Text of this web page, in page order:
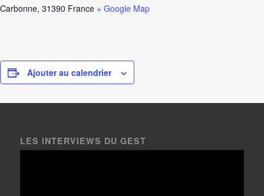
Carbonne, 31390 France + Google Map
Ajouter au calendrier
LES INTERVIEWS DU GEST